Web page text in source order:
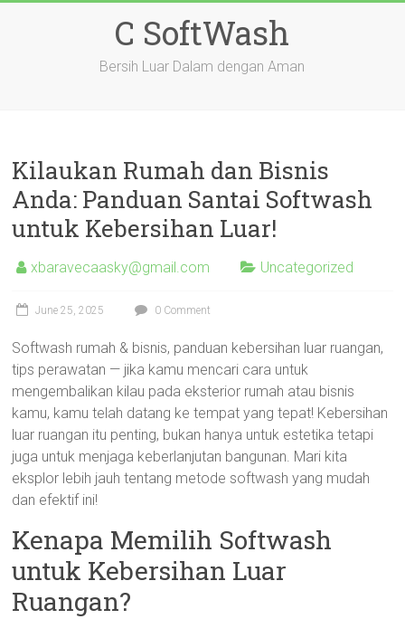
C SoftWash
Bersih Luar Dalam dengan Aman
Kilaukan Rumah dan Bisnis
Anda: Panduan Santai Softwash
untuk Kebersihan Luar!
xbaravecaasky@gmail.com Uncategorized
June 25, 2025 0 Comment
Softwash rumah & bisnis, panduan kebersihan luar ruangan,
tips perawatan — jika kamu mencari cara untuk
mengembalikan kilau pada eksterior rumah atau bisnis
kamu, kamu telah datang ke tempat yang tepat! Kebersihan
luar ruangan itu penting, bukan hanya untuk estetika tetapi
juga untuk menjaga keberlanjutan bangunan. Mari kita
eksplor lebih jauh tentang metode softwash yang mudah
dan efektif ini!
Kenapa Memilih Softwash
untuk Kebersihan Luar
Ruangan?